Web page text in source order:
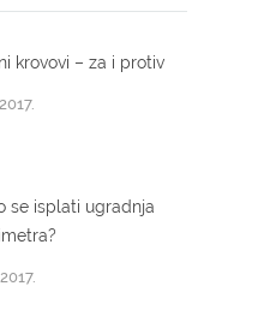
krovovi – za i protiv
se isplati ugradnja